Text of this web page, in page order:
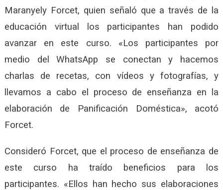
Maranyely Forcet, quien señaló que a través de la
educación virtual los participantes han podido
avanzar en este curso. «Los participantes por
medio del WhatsApp se conectan y hacemos
charlas de recetas, con vídeos y fotografías, y
llevamos a cabo el proceso de enseñanza en la
elaboración de Panificación Doméstica», acotó
Forcet.
Consideró Forcet, que el proceso de enseñanza de
este curso ha traído beneficios para los
participantes. «Ellos han hecho sus elaboraciones